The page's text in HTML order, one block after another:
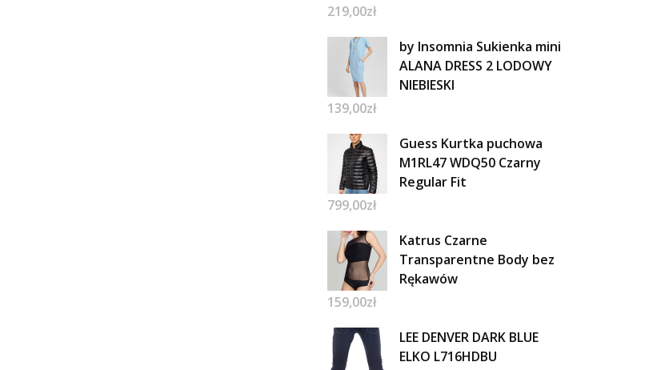
219,00zł
by Insomnia Sukienka mini
ALANA DRESS 2 LODOWY
NIEBIESKI
139,00zł
Guess Kurtka puchowa
M1RL47 WDQ50 Czarny
Regular Fit
799,00zł
Katrus Czarne
Transparentne Body bez
Rękawów
159,00zł
LEE DENVER DARK BLUE
ELKO L716HDBU